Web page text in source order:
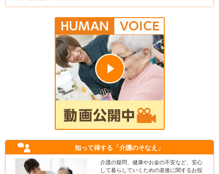
知って得する 「介護のそなえ」
介護の疑問、健康やお金の不安など、安心
して暮らしていくための老後に関するお役